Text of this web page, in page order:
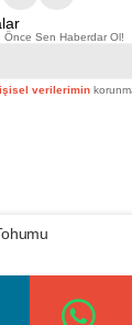
Önce Sen Haberdar Ol!
verilerimin
Afeks Yapı Market
ürünler ticari
ait olup,
İçeriklerin izin
Fikir ve Sanat